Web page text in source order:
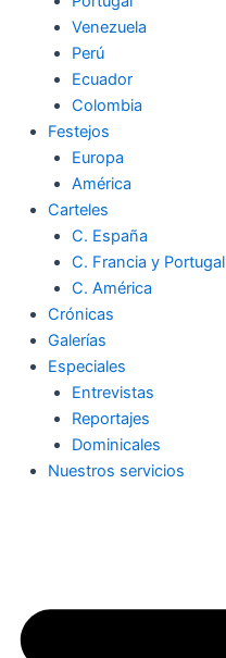
Venezuela
Perú
Ecuador
Colombia
Festejos
Europa
América
Carteles
C. España
C. Francia y Portugal
C. América
Crónicas
Galerías
Especiales
Entrevistas
Reportajes
Dominicales
Nuestros servicios